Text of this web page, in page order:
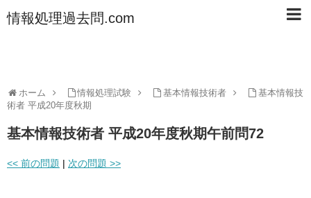
情報処理過去問.com
ホーム 情報処理試験 基本情報技術者
基本情報技
術者 平成20年度秋期
基本情報技術者 平成20年度秋期午前問72
<< 前の問題 | 次の問題 >>